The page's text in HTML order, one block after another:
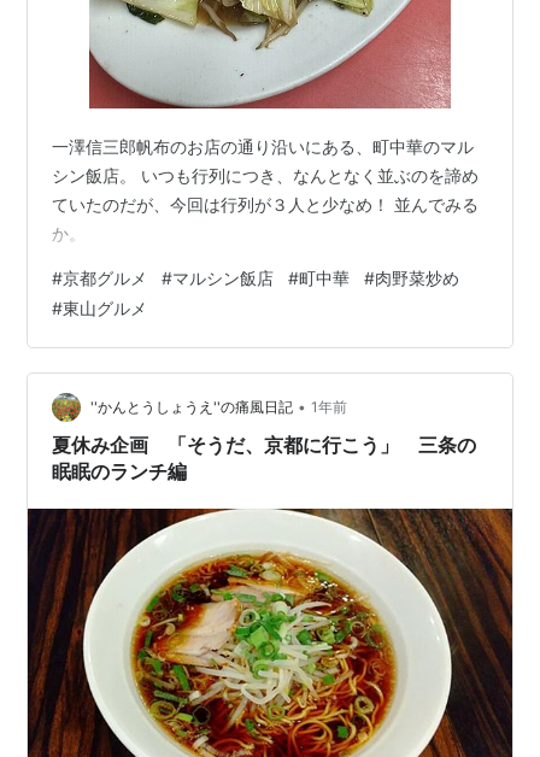
一澤信三郎帆布のお店の通り沿いにある、町中華のマル
シン飯店。 いつも行列につき、なんとなく並ぶのを諦め
ていたのだが、今回は行列が３人と少なめ！ 並んでみる
か。
#京都グルメ #マルシン飯店 #町中華 #肉野菜炒め
#東山グルメ
''かんとうしょうえ''の痛風日記 • 1年前
夏休み企画 「そうだ、京都に行こう」 三条の
眠眠のランチ編